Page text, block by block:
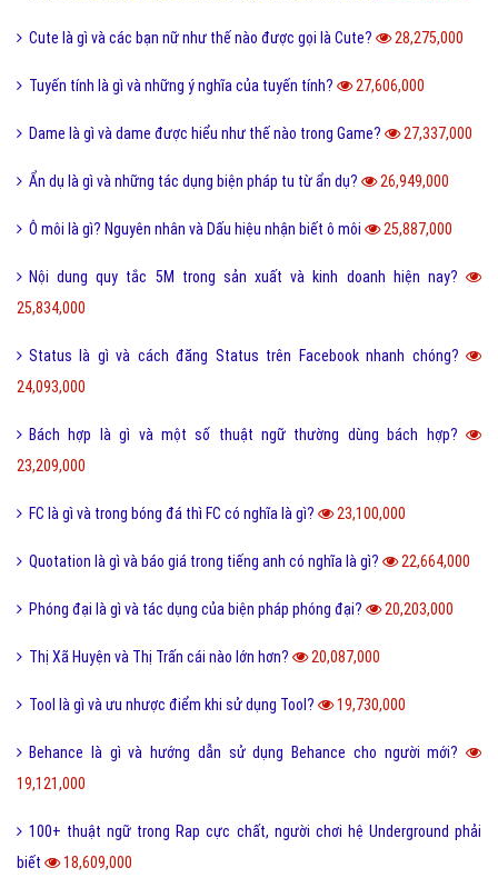
Cute là gì và các bạn nữ như thế nào được gọi là Cute? 28,275,000
Tuyến tính là gì và những ý nghĩa của tuyến tính? 27,606,000
Dame là gì và dame được hiểu như thế nào trong Game? 27,337,000
Ẩn dụ là gì và những tác dụng biện pháp tu từ ẩn dụ? 26,949,000
Ô môi là gì? Nguyên nhân và Dấu hiệu nhận biết ô môi 25,887,000
Nội dung quy tắc 5M trong sản xuất và kinh doanh hiện nay?
25,834,000
Status là gì và cách đăng Status trên Facebook nhanh chóng?
24,093,000
Bách hợp là gì và một số thuật ngữ thường dùng bách hợp?
23,209,000
FC là gì và trong bóng đá thì FC có nghĩa là gì? 23,100,000
Quotation là gì và báo giá trong tiếng anh có nghĩa là gì? 22,664,000
Phóng đại là gì và tác dụng của biện pháp phóng đại? 20,203,000
Thị Xã Huyện và Thị Trấn cái nào lớn hơn? 20,087,000
Tool là gì và ưu nhược điểm khi sử dụng Tool? 19,730,000
Behance là gì và hướng dẫn sử dụng Behance cho người mới?
19,121,000
100+ thuật ngữ trong Rap cực chất, người chơi hệ Underground phải
biết
18,609,000